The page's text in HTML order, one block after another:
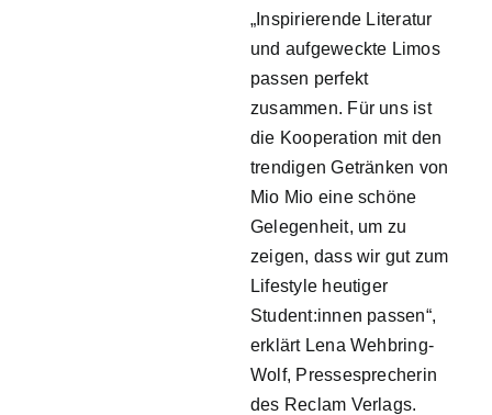
„Inspirierende Literatur
und aufgeweckte Limos
passen perfekt
zusammen. Für uns ist
die Kooperation mit den
trendigen Getränken von
Mio Mio eine schöne
Gelegenheit, um zu
zeigen, dass wir gut zum
Lifestyle heutiger
Student:innen passen“,
erklärt Lena Wehbring-
Wolf, Pressesprecherin
des Reclam Verlags.